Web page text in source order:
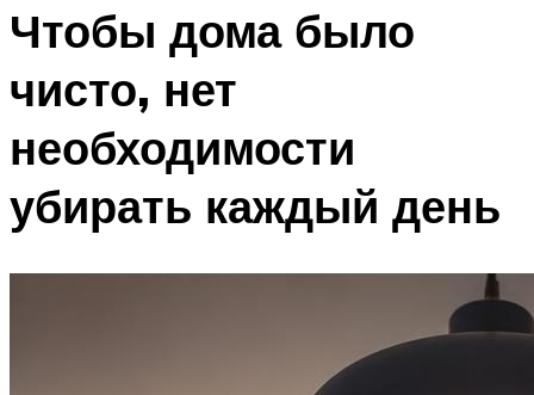
Чтобы дома было
чисто, нет
необходимости
убирать каждый день